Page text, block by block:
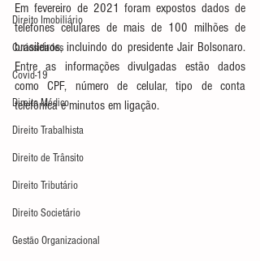
Direito Imobiliário
Curiosidades
Covid-19
Direito Médico
Direito Trabalhista
Direito de Trânsito
Direito Tributário
Direito Societário
Gestão Organizacional
Em fevereiro de 2021 foram expostos dados de
telefones celulares de mais de 100 milhões de
brasileiros, incluindo do presidente Jair Bolsonaro.
Entre as informações divulgadas estão dados
como CPF, número de celular, tipo de conta
telefônica e minutos em ligação.